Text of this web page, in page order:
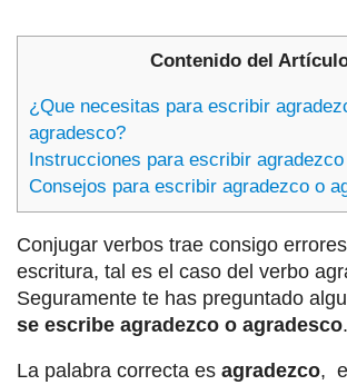
Contenido del
¿Que necesitas para escribir
agradesco?
Instrucciones para escribir
Consejos para escribir agradezco o
Conjugar verbos trae consigo
escritura, tal es el caso del verbo
Seguramente te has preguntado
se escribe agradezco o agradesco.
La palabra correcta es agradezco,